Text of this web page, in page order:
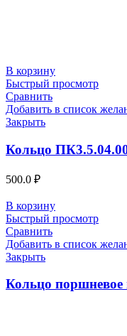
В корзину
Быстрый просмотр
Сравнить
Добавить в список
Закрыть
Кольцо
500.0 ₽
В корзину
Быстрый просмотр
Сравнить
Добавить в список
Закрыть
Кольцо поршневое